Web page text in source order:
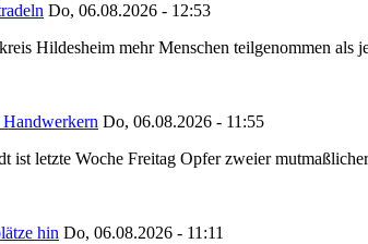
Do, 06.08.2026 - 12:53
Hildesheim mehr Menschen teilgenommen
Do, 06.08.2026 - 11:55
ist letzte Woche Freitag Opfer zweier
hin Do, 06.08.2026 - 11:11